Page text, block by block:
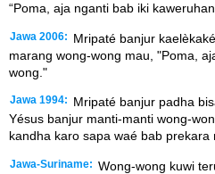
“Poma, aja nganti bab iki
Jawa 2006:
Mripaté banjur
marang wong-wong mau, "Poma,
wong."
Jawa 1994:
Mripaté banjur padha
Yésus banjur manti-manti wong-
kandha karo sapa waé bab prekara
Jawa-Suriname: Wong-wong kuwi